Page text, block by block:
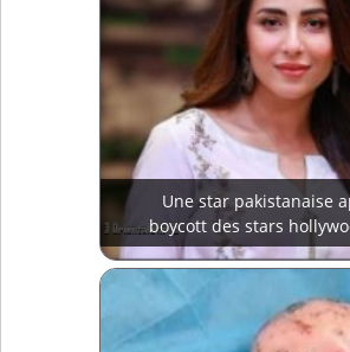
Une star pakistanaise
boycott des stars